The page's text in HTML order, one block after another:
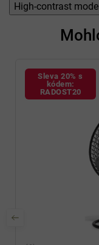
High-contrast mode
Sleva 20% s
kódem:
RADOST20